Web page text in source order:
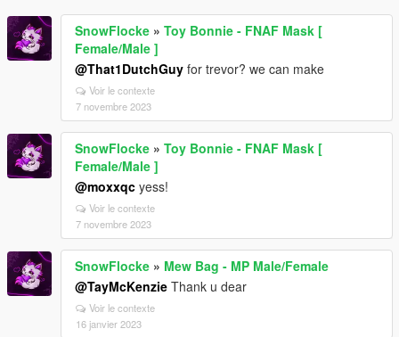
SnowFlocke » Toy Bonnie - FNAF Mask [
Female/Male ]
@That1DutchGuy for trevor? we can make
Voir le contexte
7 novembre 2023
SnowFlocke » Toy Bonnie - FNAF Mask [
Female/Male ]
@moxxqc yess!
Voir le contexte
7 novembre 2023
SnowFlocke » Mew Bag - MP Male/Female
@TayMcKenzie Thank u dear
Voir le contexte
16 janvier 2023